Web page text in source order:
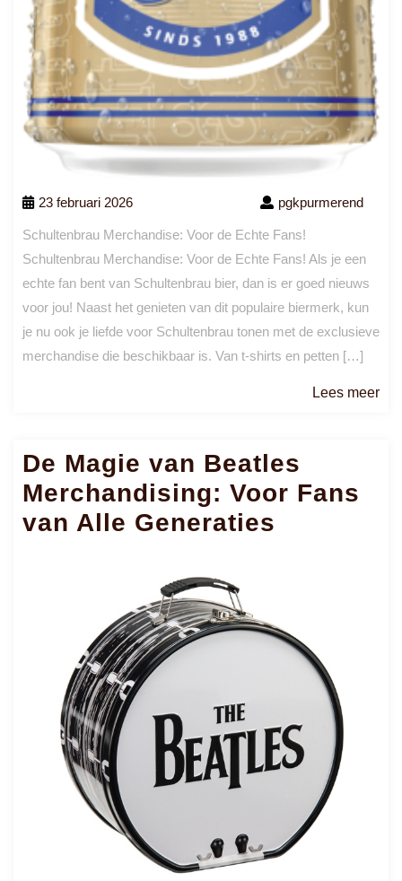
23 februari 2026 pgkpurmerend
Schultenbrau Merchandise: Voor de Echte Fans!
Schultenbrau Merchandise: Voor de Echte Fans! Als je een
echte fan bent van Schultenbrau bier, dan is er goed nieuws
voor jou! Naast het genieten van dit populaire biermerk, kun
je nu ook je liefde voor Schultenbrau tonen met de exclusieve
merchandise die beschikbaar is. Van t-shirts en petten […]
Lees meer
De Magie van Beatles
Merchandising: Voor Fans
van Alle Generaties